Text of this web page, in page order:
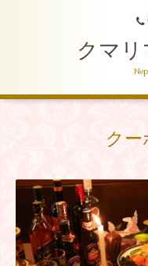
クマ
ク